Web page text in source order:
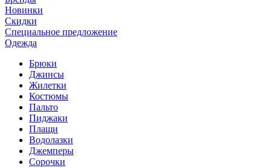
Новинки
Скидки
Специальное предложение
Одежда
Брюки
Джинсы
Жилетки
Костюмы
Пальто
Пиджаки
Плащи
Водолазки
Джемперы
Сорочки